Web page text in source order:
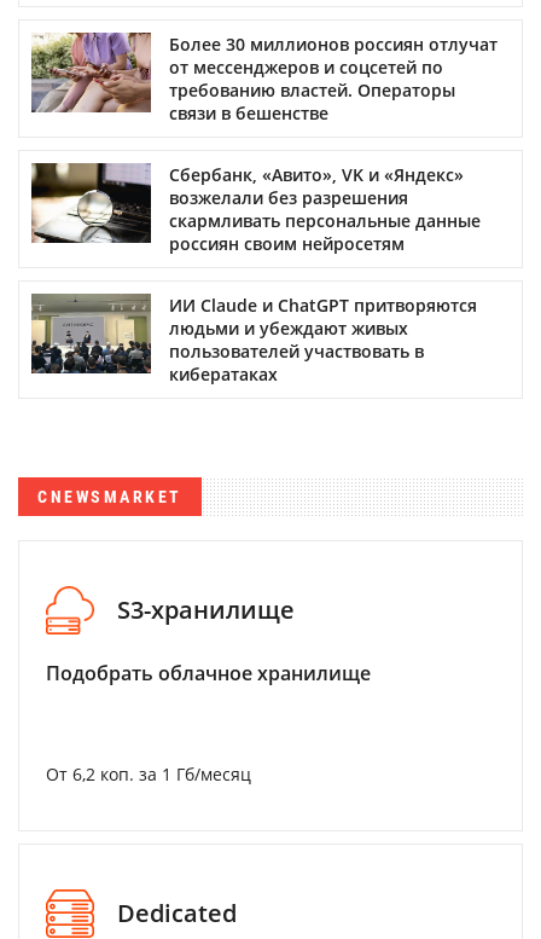
Более 30 миллионов россиян отлучат
от мессенджеров и соцсетей по
требованию властей. Операторы
связи в бешенстве
Сбербанк, «Авито», VK и «Яндекс»
возжелали без разрешения
скармливать персональные данные
россиян своим нейросетям
ИИ Claude и ChatGPT притворяются
людьми и убеждают живых
пользователей участвовать в
кибератаках
CNEWSMARKET
S3-хранилище
Подобрать облачное хранилище
От 6,2 коп. за 1 Гб/месяц
Dedicated